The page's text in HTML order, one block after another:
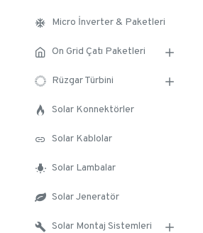
Micro İnverter & Paketleri
On Grid Çatı Paketleri
Rüzgar Türbini
Solar Konnektörler
Solar Kablolar
Solar Lambalar
Solar Jeneratör
Solar Montaj Sistemleri